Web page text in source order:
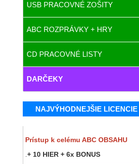
USB PRACOVNÉ ZOŠITY
ABC ROZPRÁVKY + HRY
CD PRACOVNÉ LISTY
DARČEKY
NAJVÝHODNEJŠIE LICENCIE
Prístup k celému ABC OBSAHU
+ 10 HIER + 6x BONUS